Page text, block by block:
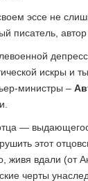
эссе не
писатель,
искры и
министры –
—
этот
живя вдали (от
черты